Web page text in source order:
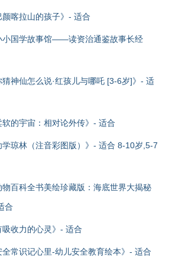
喀拉山的孩子》- 适合
小国学故事馆——读资治通鉴故事长经
神仙怎么说·红孩儿与哪吒 [3-6岁]》- 适
的宇宙：相对论外传》- 适合
学琼林（注音彩图版）》- 适合 8-10岁,5-7
百科全书美绘珍藏版：海底世界大揭秘
合
收力的心灵》- 适合
常识记心里-幼儿安全教育绘本》- 适合